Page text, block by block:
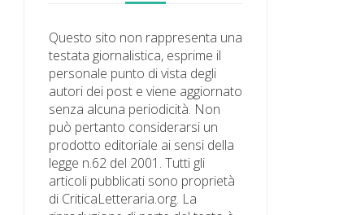
Questo sito non rappresenta una
testata giornalistica, esprime il
personale punto di vista degli
autori dei post e viene aggiornato
senza alcuna periodicità. Non
può pertanto considerarsi un
prodotto editoriale ai sensi della
legge n.62 del 2001. Tutti gli
articoli pubblicati sono proprietà
di CriticaLetteraria.org. La